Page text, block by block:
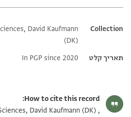
Additional metadata
Collection
David Kaufmann
(DK)
תאריך קלט
In PGP since 2020
How to cite this record:
David Kaufmann (DK) ,